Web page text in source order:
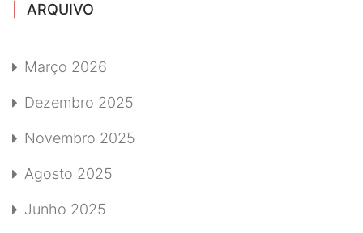
ARQUIVO
Março 2026
Dezembro 2025
Novembro 2025
Agosto 2025
Junho 2025